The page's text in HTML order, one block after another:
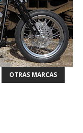
OTRAS MARCAS